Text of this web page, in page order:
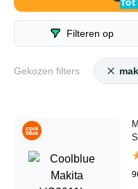
aanbiedingen te
Makita stofzuiger deals.
overzicht van de beste
Filteren op
Gekozen filters